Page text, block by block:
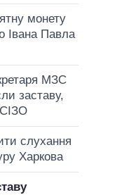
монету
Івана Павла
МЗС
заставу,
слухання
Харкова